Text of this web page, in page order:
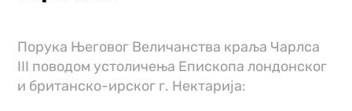
Порука Његовог Величанства краља Чарлса
III поводом устоличења Епископа лондонског
и британско-ирског г. Нектарија: